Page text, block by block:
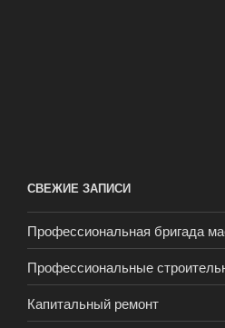
СВЕЖИЕ ЗАПИСИ
Профессиональная бригада
Профессиональные
Капитальный ремонт